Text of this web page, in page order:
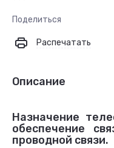
Поделиться
Распечатать
Описание
Назначение
обеспечение
проводной связи.